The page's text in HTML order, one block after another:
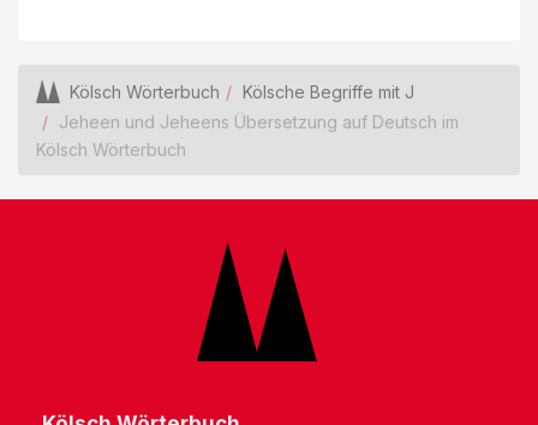
Kölsch Wörterbuch
Kölsche Begriffe mit J
Jeheen und Jeheens Übersetzung auf Deutsch im
Kölsch Wörterbuch